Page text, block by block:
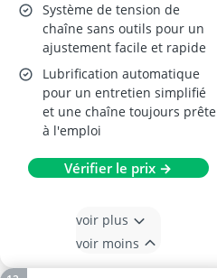
Système de tension de
chaîne sans outils pour un
ajustement facile et rapide
Lubrification automatique
pour un entretien simplifié
et une chaîne toujours prête
à l'emploi
Vérifier le prix →
voir plus
voir moins